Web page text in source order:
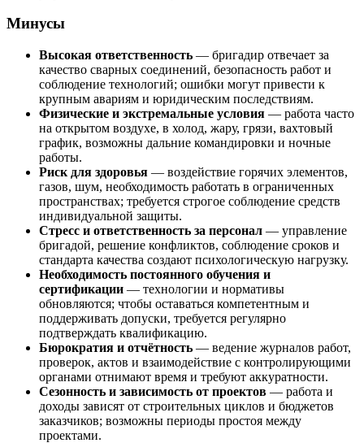
Минусы
Высокая ответственность — бригадир отвечает за
качество сварных соединений, безопасность работ и
соблюдение технологий; ошибки могут привести к
крупным авариям и юридическим последствиям.
Физические и экстремальные условия — работа часто
на открытом воздухе, в холод, жару, грязи, вахтовый
график, возможны дальние командировки и ночные
работы.
Риск для здоровья — воздействие горячих элементов,
газов, шум, необходимость работать в ограниченных
пространствах; требуется строгое соблюдение средств
индивидуальной защиты.
Стресс и ответственность за персонал — управление
бригадой, решение конфликтов, соблюдение сроков и
стандарта качества создают психологическую нагрузку.
Необходимость постоянного обучения и
сертификации — технологии и нормативы
обновляются; чтобы оставаться компетентным и
поддерживать допуски, требуется регулярно
подтверждать квалификацию.
Бюрократия и отчётность — ведение журналов работ,
проверок, актов и взаимодействие с контролирующими
органами отнимают время и требуют аккуратности.
Сезонность и зависимость от проектов — работа и
доходы зависят от строительных циклов и бюджетов
заказчиков; возможны периоды простоя между
проектами.